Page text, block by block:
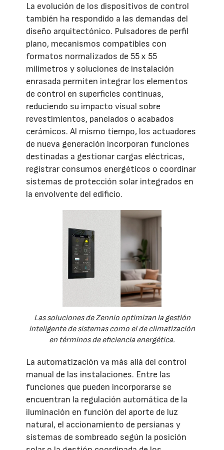
La evolución de los dispositivos de control
también ha respondido a las demandas del
diseño arquitectónico. Pulsadores de perfil
plano, mecanismos compatibles con
formatos normalizados de 55 x 55
milímetros y soluciones de instalación
enrasada permiten integrar los elementos
de control en superficies continuas,
reduciendo su impacto visual sobre
revestimientos, panelados o acabados
cerámicos. Al mismo tiempo, los actuadores
de nueva generación incorporan funciones
destinadas a gestionar cargas eléctricas,
registrar consumos energéticos o coordinar
sistemas de protección solar integrados en
la envolvente del edificio.
Las soluciones de Zennio optimizan la gestión
inteligente de sistemas como el de climatización
en términos de eficiencia energética.
La automatización va más allá del control
manual de las instalaciones. Entre las
funciones que pueden incorporarse se
encuentran la regulación automática de la
iluminación en función del aporte de luz
natural, el accionamiento de persianas y
sistemas de sombreado según la posición